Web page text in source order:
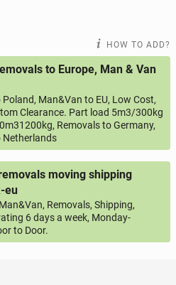
HOW TO ADD?
to Europe, Man & Van
Man&Van to EU, Low Cost,
Clearance. Part load 5m3/300kg
Removals to Germany,
Netherlands
moving shipping
eu
Removals, Shipping,
6 days a week, Monday-
to Door.